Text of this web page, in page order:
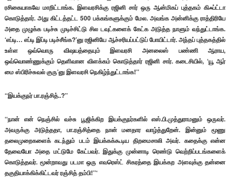
ரசிகையாகவே மாறிட்டாங்க. இளவரசிக்கு ரஜினி சார் ஒரு ஆன்மிகப் புத்தகம் கிஃப்ட்டா
கொடுத்தார். அது கிட்டத்தட்ட 500 பக்கங்களுக்கும் மேல. அவங்க அன்னிக்கு ராத்திரியே
அதை முழுக்க படிச்சு முடிச்சிட்டு சில டவுட்களைக் கேட்க அடுத்த நாளும் வந்துட்டாங்க.
‘எப்டி… எப்டி இப்டி படிச்சீங்க?’னு ரஜினியே ஆச்சரியப்பட்டுப் போயிட்டார். அந்தப் புத்தகத்தில்
உள்ள ஒவ்வொரு விஷயத்தையும் இளவரசி அனலைஸ் பண்ணி ஆராய,
ஒவ்வொண்ணுக்கும் தெளிவான விளக்கம் கொடுத்தார் ரஜினி சார். கடைசியில், ‘யூ ஆர்
மை ஸ்பிரிச்சுவல் குரு’னு இளவரசி நெகிழ்ந்துட்டாங்க!’’
‘‘இயக்குநர் பா.ரஞ்சித்..?’’
‘‘நான் என் நெஞ்சில் வச்சு பூஜிக்கிற இயக்குநர்களில் எஸ்.பி.முத்துராமனும் ஒருவர்.
அவருக்கு அடுத்ததா, பா.ரஞ்சித்தை நான் மனதார வாழ்த்துறேன். இன்னும் மூணு
தலைமுறைகளைக் கடந்தும் படம் இயக்கக்கூடிய திறமைசாலி அவர். கதைக்கு என்ன
தேவையோ அதை மட்டுமே கேட்பவர். இதுக்கு முன்னாடி ரெண்டு வெற்றிப்படங்களைக்
கொடுத்தவர். மூன்றாவது படமா ஒரு எவரெஸ்ட் சிகரத்தை இயக்கற அளவுக்கு தன்னை
தகுதியாக்கிக்கிட்டவர் ரஞ்சித் தம்பி!’’‘